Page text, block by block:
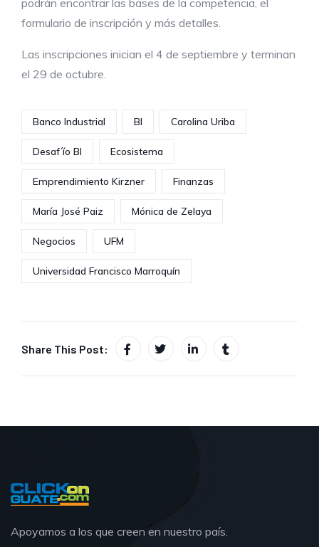
formulario de inscripción y más detalles.
Las inscripciones inician el 4 de septiembre y terminan
el 29 de octubre.
Banco Industrial BI Carolina Uriba
Desaf´ío BI Ecosistema
Emprendimiento Kirzner Finanzas
María José Paiz Mónica de Zelaya
Negocios UFM
Universidad Francisco Marroquín
Share This Post:
Apoyamos a los que creen en nuestro país.